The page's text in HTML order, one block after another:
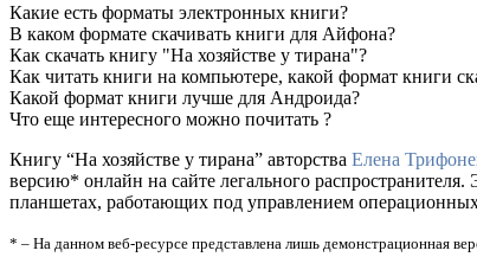
Какие есть форматы электронных книги?
В каком формате скачивать книги для Айфона?
Как скачать книгу "На хозяйстве у тирана"?
Как читать книги на компьютере, какой формат книги
Какой формат книги лучше для Андроида?
Что еще интересного можно почитать ?
Книгу “На хозяйстве у тирана” авторства Елена
версию* онлайн на сайте легального
планшетах, работающих под управлением
* – На данном веб-ресурсе представлена лишь демонстрационная